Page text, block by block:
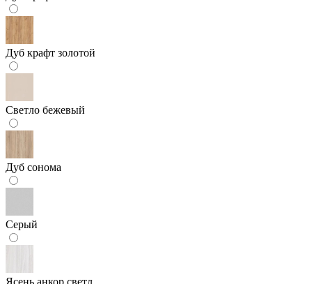
Дуб крафт золотой
Светло бежевый
Дуб сонома
Серый
Ясень анкор светл